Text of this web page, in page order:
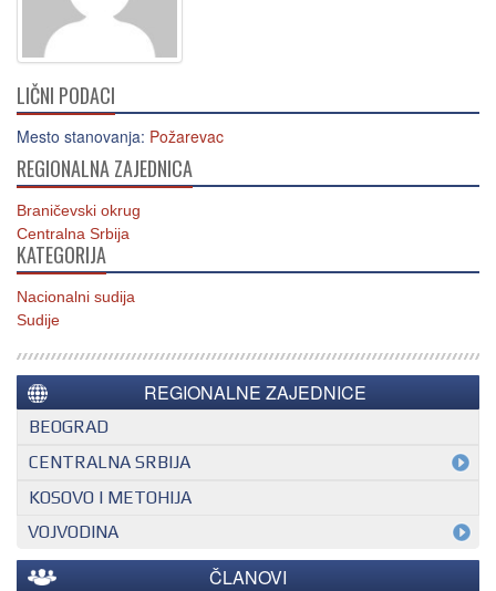
LIČNI PODACI
Mesto stanovanja: Požarevac
REGIONALNA ZAJEDNICA
Braničevski okrug
Centralna Srbija
KATEGORIJA
Nacionalni sudija
Sudije
REGIONALNE ZAJEDNICE
BEOGRAD
CENTRALNA SRBIJA
KOSOVO I METOHIJA
VOJVODINA
ČLANOVI